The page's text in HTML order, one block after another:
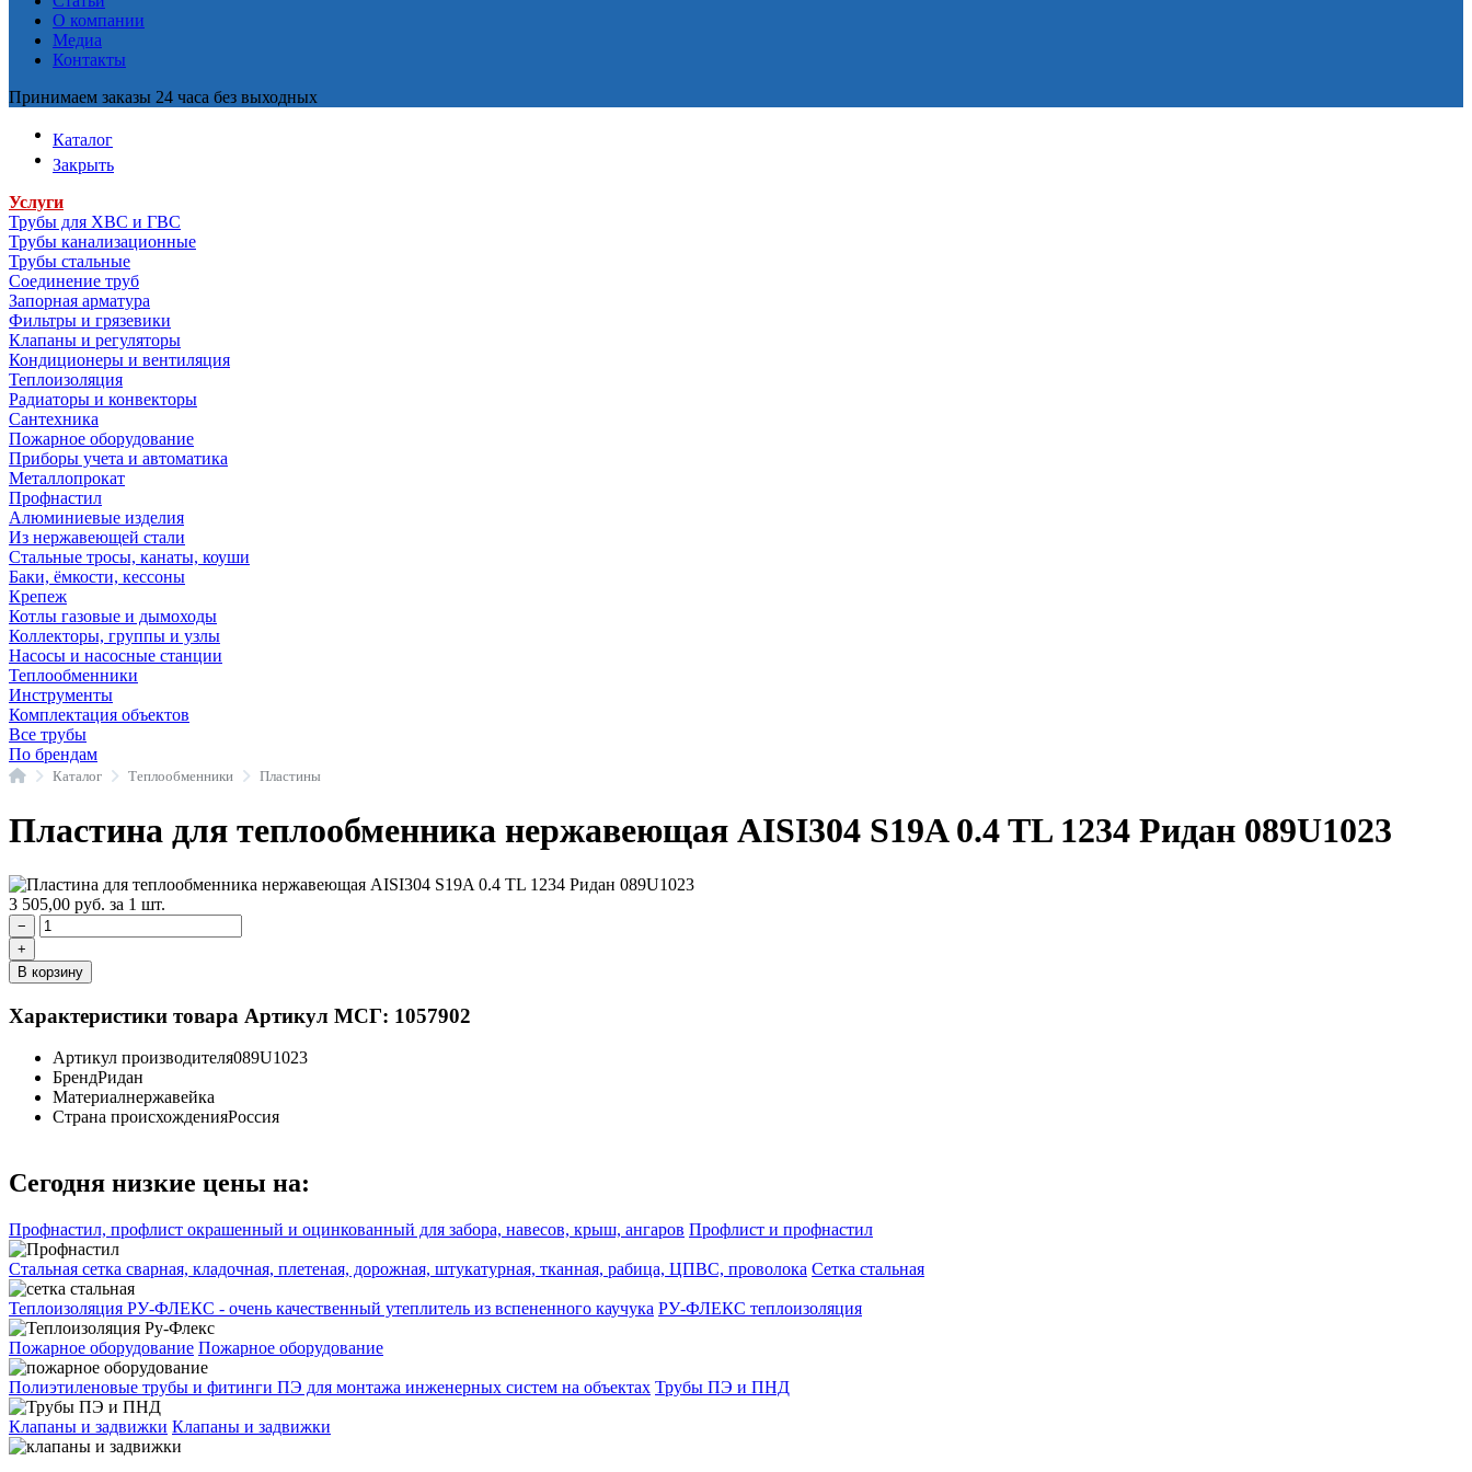
О компании
Медиа
Контакты
Принимаем заказы 24 часа без выходных
Каталог
Закрыть
Услуги
Трубы для ХВС и ГВС
Трубы канализационные
Трубы стальные
Соединение труб
Запорная арматура
Фильтры и грязевики
Клапаны и регуляторы
Кондиционеры и вентиляция
Теплоизоляция
Радиаторы и конвекторы
Сантехника
Пожарное оборудование
Приборы учета и автоматика
Металлопрокат
Профнастил
Алюминиевые изделия
Из нержавеющей стали
Стальные тросы, канаты, коуши
Баки, ёмкости, кессоны
Крепеж
Котлы газовые и дымоходы
Коллекторы, группы и узлы
Насосы и насосные станции
Теплообменники
Инструменты
Комплектация объектов
Все трубы
По брендам
ГлавнаяКаталог Теплообменники Пластины
Пластина для теплообменника нержавеющая AISI304 S19A 0.4 TL 1234 Ридан 089U1023
3 505,00 руб. за 1 шт.
−
+
В корзину
Характеристики товара Артикул МСГ: 1057902
Артикул производителя089U1023
БрендРидан
Материалнержавейка
Страна происхожденияРоссия
Сегодня низкие цены на:
Профнастил, профлист окрашенный и оцинкованный для забора, навесов, крыш, ангаров Профлист и профнастил
Стальная сетка сварная, кладочная, плетеная, дорожная, штукатурная, тканная, рабица, ЦПВС, проволока Сетка стальная
Теплоизоляция РУ-ФЛЕКС - очень качественный утеплитель из вспененного каучука РУ-ФЛЕКС теплоизоляция
Пожарное оборудование Пожарное оборудование
Полиэтиленовые трубы и фитинги ПЭ для монтажа инженерных систем на объектах Трубы ПЭ и ПНД
Клапаны и задвижки Клапаны и задвижки